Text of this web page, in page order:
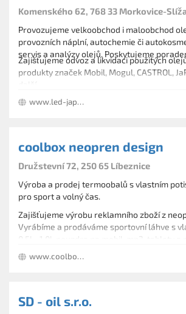
Komenského 62, 768 33 Morkovice-
Provozujeme velkoobchod i maloobchod
provozních náplní, autochemie či
servis a analýzy olejů. Poskytujeme
Zajišťujeme odvoz a likvidaci použitých
produkty značek Mobil, Mogul, CASTROL,
www.led-japaoil.cz
coolbox neopren design
Družstevní 72, 250 65 Líbeznice
Výroba a prodej termoobalů s vlastním
pro sport a volný čas.
Zajišťujeme výrobu reklamního zboží z
Vyrábíme a prodáváme sportovní láhve s
0,5l - 1,0l, pouzdra na mobil, mp3, tablety a
www.coolbox.cz
SD - oil s.r.o.